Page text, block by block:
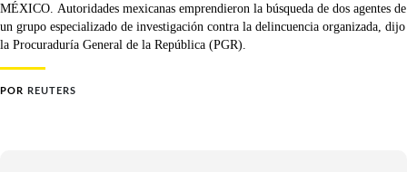
MÉXICO. Autoridades mexicanas emprendieron la búsqueda de dos agentes de
un grupo especializado de investigación contra la delincuencia organizada, dijo
la Procuraduría General de la República (PGR).
POR REUTERS